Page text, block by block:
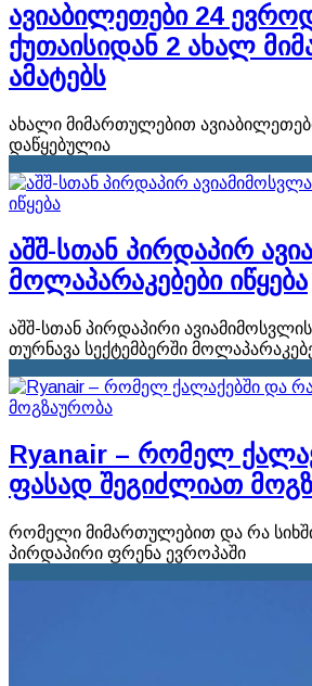
ავიაბილეთები 24
ქუთაისიდან 2 ახალ
ამატებს
ახალი მიმართულებით
დაწყებულია
აშშ-სთან პირდაპირ
მოლაპარაკებები იწყება
აშშ-სთან პირდაპირი
თურნავა სექტემბერში
Ryanair – რომელ
ფასად შეგიძლიათ
რომელი მიმართულებით და რა
პირდაპირი ფრენა ევროპაში